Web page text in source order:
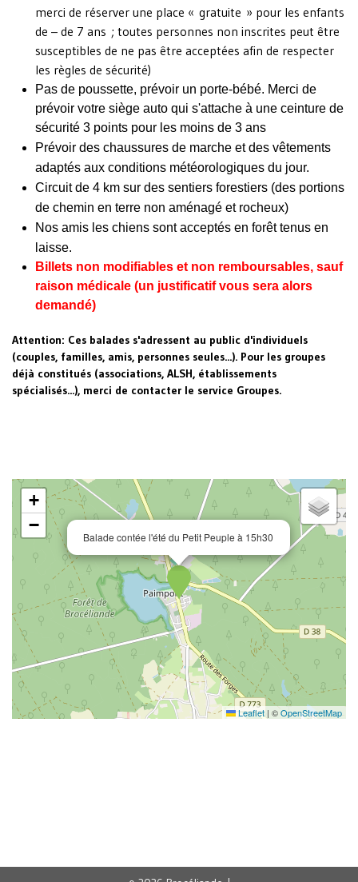
merci de réserver une place « gratuite » pour les enfants
de – de 7 ans ; toutes personnes non inscrites peut être
susceptibles de ne pas être acceptées afin de respecter
les règles de sécurité)
Pas de poussette, prévoir un porte-bébé. Merci de
prévoir votresiège auto qui s'attache à une ceinture de
sécurité 3 points pour les moins de 3 ans
Prévoir des chaussures de marche et des vêtements
adaptés aux conditions météorologiques du jour.
Circuit de 4 km sur des sentiers forestiers (des portions
de chemin en terre non aménagé et rocheux)
Nos amis les chiens sont acceptés en forêt tenus en
laisse.
Billets non modifiables et non remboursables, sauf
raison médicale (un justificatif vous sera alors
demandé)
Attention: Ces balades s'adressent au public d'individuels
(couples, familles, amis, personnes seules...). Pour les groupes
déjà constitués (associations, ALSH, établissements
spécialisés...), merci de contacter le service Groupes.
Balade contée l'été du Petit Peuple à 15h30
+
−
Leaflet | ©OpenStreetMap